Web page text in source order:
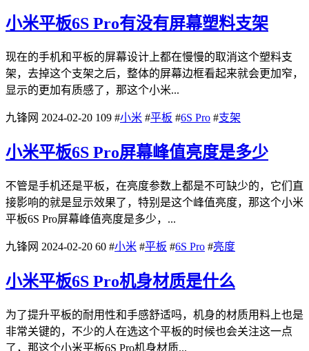
小米平板6S Pro有没有屏幕塑料支架
现在的手机和平板的屏幕设计上都在慢慢的取消这个塑料支
架，去掉这个支架之后，整体的屏幕边框看起来就会更加窄，
显示的更加有质感了，那这个小米...
九锋网 2024-02-20 109 #小米 #平板 #6S Pro #支架
小米平板6S Pro屏幕峰值亮度是多少
不管是手机还是平板，在亮度参数上都是不可缺少的，它们直
接影响的就是显示效果了，特别是这个峰值亮度，那这个小米
平板6S Pro屏幕峰值亮度是多少，...
九锋网 2024-02-20 60 #小米 #平板 #6S Pro #亮度
小米平板6S Pro机身材质是什么
为了提升平板的耐用性和手感舒适吗，机身的材质用料上也是
非常关键的，不少的人在选这个平板的时候也会关注这一点
了，那这个小米平板6S Pro机身材质...